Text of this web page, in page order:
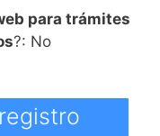
para trámites
?: No